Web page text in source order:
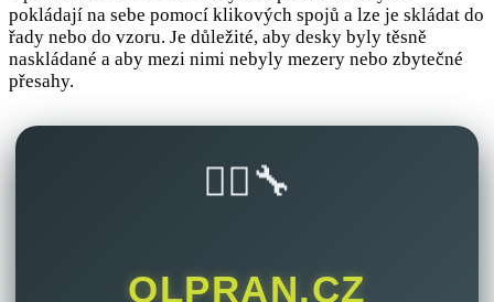
pokládají na sebe pomocí klikových spojů a lze je skládat do
řady nebo do vzoru. Je důležité, aby desky byly těsně
naskládané a aby mezi nimi nebyly mezery nebo zbytečné
přesahy.
🚴‍♂️🔧
OLPRAN.CZ